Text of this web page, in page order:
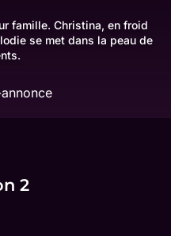
famille. Christina, en froid
se met dans la peau de
2